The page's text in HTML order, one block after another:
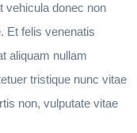
vehicula donec non
Et felis venenatis
aliquam nullam
tristique nunc vitae
non, vulputate vitae